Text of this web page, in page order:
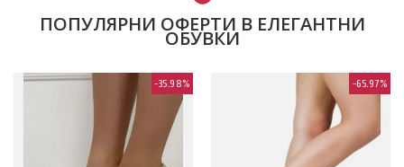
ПОПУЛЯРНИ ОФЕРТИ В ЕЛЕГАНТНИ
ОБУВКИ
-35.98% -65.97%